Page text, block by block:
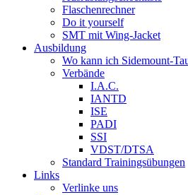
Flaschenrechner
Do it yourself
SMT mit Wing-Jacket
Ausbildung
Wo kann ich Sidemount-
Verbände
I.A.C.
IANTD
ISE
PADI
SSI
VDST/DTSA
Standard Trainingsübungen
Links
Verlinke uns